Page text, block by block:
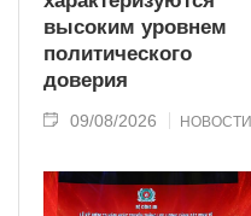
высоким уровнем
политического
доверия
09/08/2026 НОВОСТИ